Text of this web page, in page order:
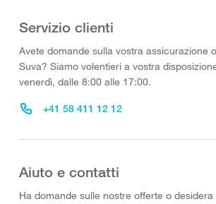
Servizio clienti
Avete domande sulla vostra assicurazione
Suva? Siamo volentieri a vostra
venerdì, dalle 8:00 alle 17:00.
+41 58 411 12 12
Aiuto e contatti
Ha domande sulle nostre offerte o